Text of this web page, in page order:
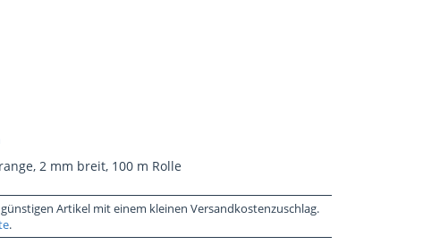
2 mm breit, 100 m Rolle
Artikel mit einem kleinen Versandkostenzuschlag.
.